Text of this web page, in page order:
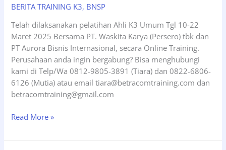
BERITA TRAINING K3, BNSP
Telah dilaksanakan pelatihan Ahli K3 Umum Tgl 10-22
Maret 2025 Bersama PT. Waskita Karya (Persero) tbk dan
PT Aurora Bisnis Internasional, secara Online Training.
Perusahaan anda ingin bergabung? Bisa menghubungi
kami di Telp/Wa 0812-9805-3891 (Tiara) dan 0822-6806-
6126 (Mutia) atau email tiara@betracomtraining.com dan
betracomtraining@gmail.com
Pelatihan
K3
Read More »